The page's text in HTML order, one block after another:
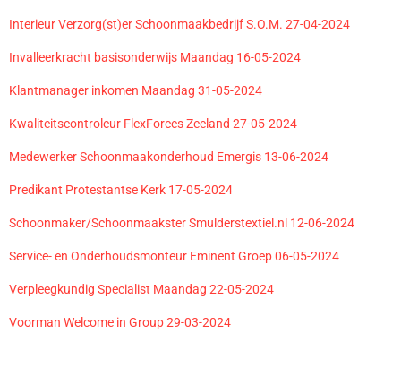
Interieur Verzorg(st)er Schoonmaakbedrijf S.O.M. 27-04-2024
Invalleerkracht basisonderwijs Maandag 16-05-2024
Klantmanager inkomen Maandag 31-05-2024
Kwaliteitscontroleur FlexForces Zeeland 27-05-2024
Medewerker Schoonmaakonderhoud Emergis 13-06-2024
Predikant Protestantse Kerk 17-05-2024
Schoonmaker/Schoonmaakster Smulderstextiel.nl 12-06-2024
Service- en Onderhoudsmonteur Eminent Groep 06-05-2024
Verpleegkundig Specialist Maandag 22-05-2024
Voorman Welcome in Group 29-03-2024